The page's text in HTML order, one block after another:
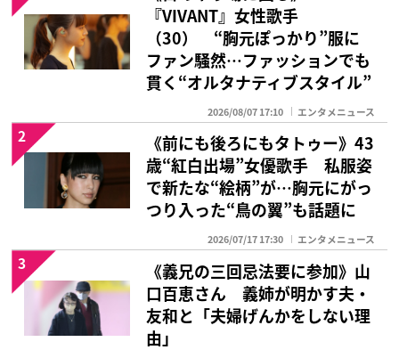
『VIVANT』女性歌手
（30） “胸元ぽっかり”服に
ファン騒然…ファッションでも
貫く“オルタナティブスタイル”
2026/08/07 17:10 エンタメニュース
《前にも後ろにもタトゥー》43
歳“紅白出場”女優歌手 私服姿
で新たな“絵柄”が…胸元にがっ
つり入った“鳥の翼”も話題に
2026/07/17 17:30 エンタメニュース
2
《義兄の三回忌法要に参加》山
口百恵さん 義姉が明かす夫・
友和と「夫婦げんかをしない理
由」
3